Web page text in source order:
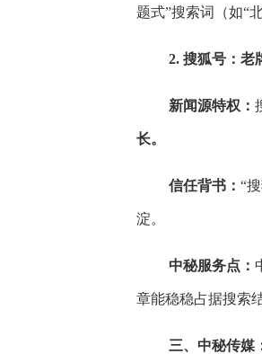
题式”搜索词（如“
2. 搜狐号：老
新闻源特权：
长。
信任背书： “
淀。
中秘服务点：
章能稳稳占据搜索
三、中秘传媒